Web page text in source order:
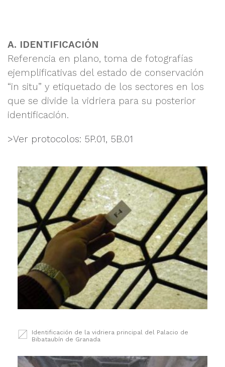
A. IDENTIFICACIÓN
Referencia en plano, toma de fotografías
ejemplificativas del estado de conservación
“in situ” y etiquetado de los sectores en los
que se divide la vidriera para su posterior
identificación.
>Ver protocolos: 5P.01, 5B.01
Identificación de la vidriera principal del Palacio de
Bibataubín de Granada